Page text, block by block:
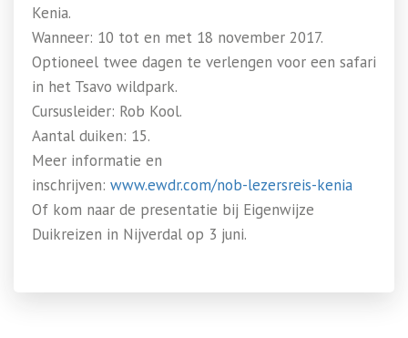
Kenia.
Wanneer: 10 tot en met 18 november 2017.
Optioneel twee dagen te verlengen voor een safari
in het Tsavo wildpark.
Cursusleider: Rob Kool.
Aantal duiken: 15.
Meer informatie en
inschrijven: www.ewdr.com/nob-lezersreis-kenia
Of kom naar de presentatie bij Eigenwijze
Duikreizen in Nijverdal op 3 juni.